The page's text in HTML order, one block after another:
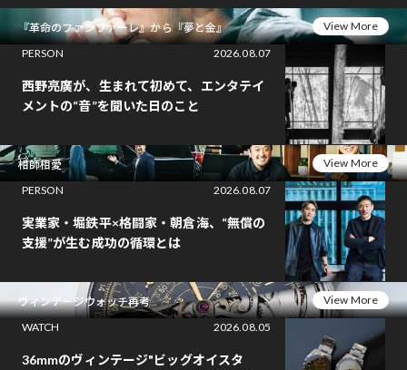
『革命のファンファーレ』から『夢と金』
View More
PERSON
2026.08.07
西野亮廣が、生まれて初めて、エンタテイ
メントの“音”を聞いた日のこと
相師相愛
View More
PERSON
2026.08.07
実業家・堀鉄平×格闘家・朝倉海、“無償の
支援”が生む成功の循環とは
ヴィンテージウォッチ再考
View More
WATCH
2026.08.05
36mmのヴィンテージ"ビッグオイスタ